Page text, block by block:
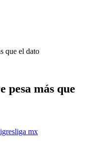
que el dato
más que
liga mx